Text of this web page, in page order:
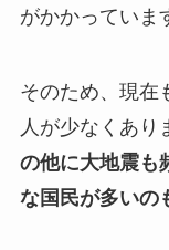
がかかっていま
そのため、現在
人が少なくあり
の他に大地震も
な国民が多いの